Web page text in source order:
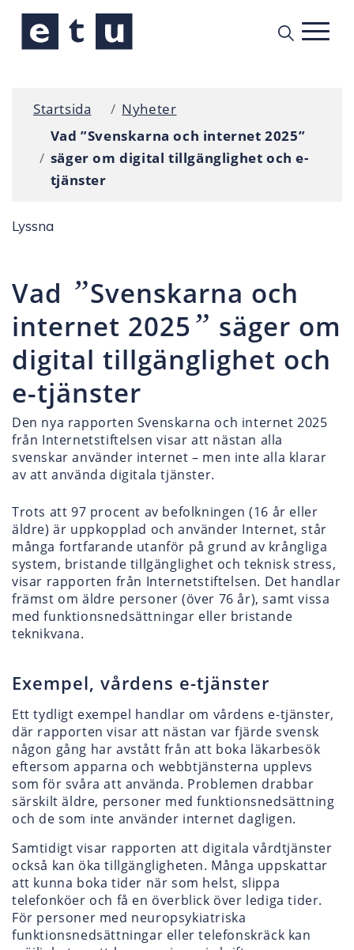
Startsida
Nyheter
Vad ”Svenskarna och internet 2025”
säger om digital tillgänglighet och e-
tjänster
Lyssna
Vad ”Svenskarna och
internet 2025” säger om
digital tillgänglighet och
e-tjänster
Den nya rapporten Svenskarna och internet 2025
från Internetstiftelsen visar att nästan alla
svenskar använder internet – men inte alla klarar
av att använda digitala tjänster.
Trots att 97 procent av befolkningen (16 år eller
äldre) är uppkopplad och använder Internet, står
många fortfarande utanför på grund av krångliga
system, bristande tillgänglighet och teknisk stress,
visar rapporten från Internetstiftelsen. Det handlar
främst om äldre personer (över 76 år), samt vissa
med funktionsnedsättningar eller bristande
teknikvana.
Exempel, vårdens e-tjänster
Ett tydligt exempel handlar om vårdens e-tjänster,
där rapporten visar att nästan var fjärde svensk
någon gång har avstått från att boka läkarbesök
eftersom apparna och webbtjänsterna upplevs
som för svåra att använda. Problemen drabbar
särskilt äldre, personer med funktionsnedsättning
och de som inte använder internet dagligen.
Samtidigt visar rapporten att digitala vårdtjänster
också kan öka tillgängligheten. Många uppskattar
att kunna boka tider när som helst, slippa
telefonköer och få en överblick över lediga tider.
För personer med neuropsykiatriska
funktionsnedsättningar eller telefonskräck kan